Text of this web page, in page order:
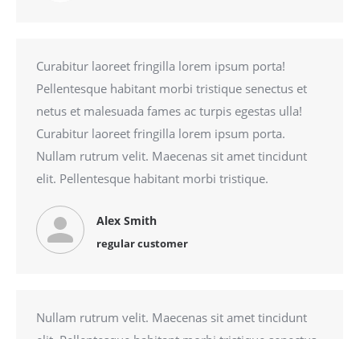
Curabitur laoreet fringilla lorem ipsum porta!
Pellentesque habitant morbi tristique senectus et
netus et malesuada fames ac turpis egestas ulla!
Curabitur laoreet fringilla lorem ipsum porta.
Nullam rutrum velit. Maecenas sit amet tincidunt
elit. Pellentesque habitant morbi tristique.
Alex Smith
regular customer
Nullam rutrum velit. Maecenas sit amet tincidunt